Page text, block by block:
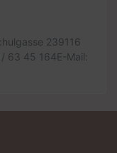
239116
63 45 164E-Mail: